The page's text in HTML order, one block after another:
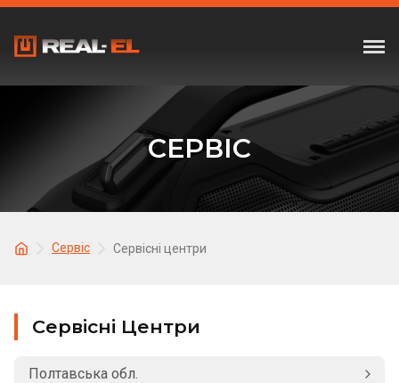
СЕРВІС
Сервіс Сервісні центри
Сервісні Центри
Полтавська обл.